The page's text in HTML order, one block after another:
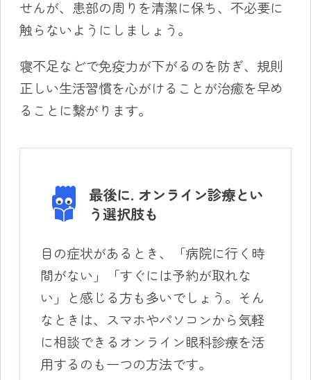
せんが、患部の周りを清潔に保ち、不必要に
触らないようにしましょう。
寝不足などで免疫力が下がるのを防ぎ、規則
正しい生活習慣を心がけることが治癒を早め
ることに繋がります。
最後に. オンライン診療とい
う選択肢も
目の症状があるとき、「病院に行く時
間がない」「すぐには予約が取れな
い」と感じる方も多いでしょう。そん
なときは、スマホやパソコンから気軽
に相談できるオンライン眼科診療を活
用するのも一つの方法です。